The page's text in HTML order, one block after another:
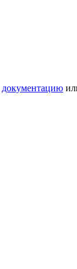
документацию